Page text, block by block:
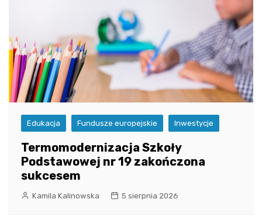
Edukacja Fundusze europejskie Inwestycje
Termomodernizacja Szkoły
Podstawowej nr 19 zakończona
sukcesem
Kamila Kalinowska 5 sierpnia 2026